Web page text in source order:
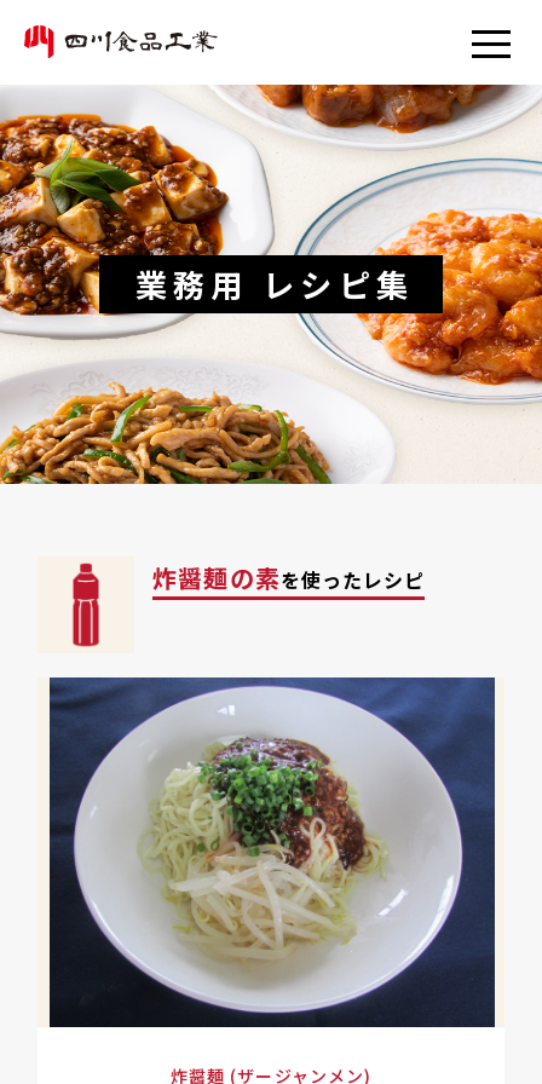
業務用 レシピ集
炸醤麺の素を使ったレシピ
炸醤麺 (ザージャンメン)